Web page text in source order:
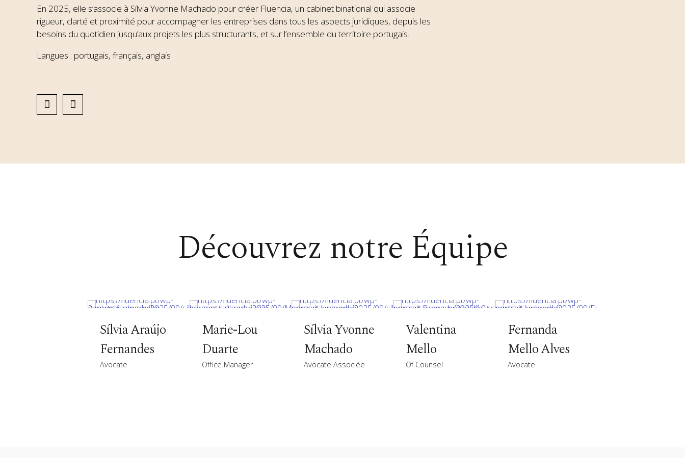
En 2025, elle s’associe à Sílvia Yvonne Machado pour créer Fluencia, un cabinet binational qui associe
rigueur, clarté et proximité pour accompagner les entreprises dans tous les aspects juridiques, depuis les
besoins du quotidien jusqu’aux projets les plus structurants, et sur l’ensemble du territoire portugais.
Langues : portugais, français, anglais
Découvrez notre Équipe
Sílvia Araújo
Fernandes
Avocate
Marie-Lou
Duarte
Office Manager
Sílvia Yvonne
Machado
Avocate Associée
Valentina
Mello
Of Counsel
Fernanda
Mello Alves
Avocate